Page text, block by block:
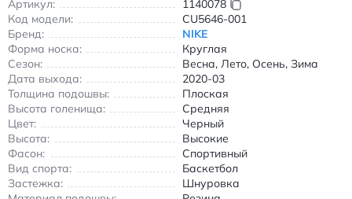
подошва Air Sole обеспечивают комфорт при длительной
носке. Кроссовки подходят для тренировок, игр и
повседневного использования в любое время года благодаря
универсальному дизначению и износостойким материалам.
Противоскользящая резиновая подошва гарантирует
безопасность на любой поверхности. Найк Леброн 7 высокие
кроссовки кожаные чёрно-красные для баскетбола и
повседневной носки
Артикул:
1140078
Код модели:
CU5646-001
Бренд:
NIKE
Форма носка:
Круглая
Сезон:
Весна, Лето, Осень, Зима
Дата выхода:
2020-03
Толщина подошвы:
Плоская
Высота голенища:
Средняя
Цвет:
Черный
Высота:
Высокие
Фасон:
Спортивный
Вид спорта:
Баскетбол
Застежка:
Шнуровка